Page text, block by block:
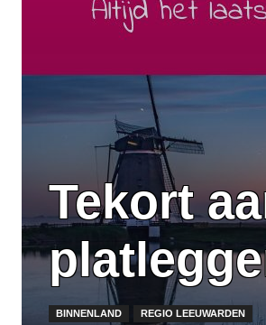
Tekort
BINNENLAND REGIO LEEUWARDEN